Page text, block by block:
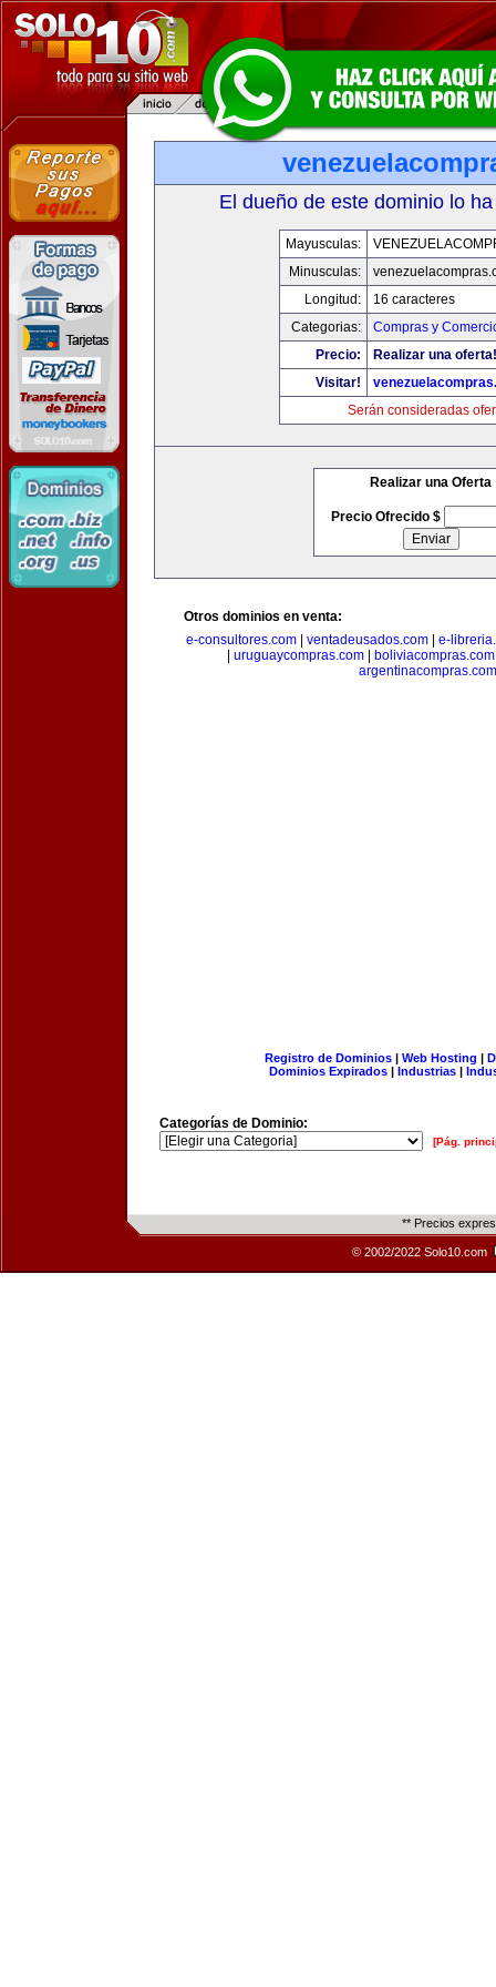
El dueño de este dominio lo
Mayusculas:
Minusculas:
Longitud:
16 caracteres
Categorias:
Compras y
Precio:
Realizar una oferta!
Visitar!
Serán consideradas
Realizar una Oferta
Precio Ofrecido $
Otros dominios en venta:
e-consultores.com
ventadeusados.com
e-
uruguaycompras.com| boliviacompras.com
argentinacompras.com
Registro de Dominios| Web Hosting |
Dominios Expirados | Industrias |
Categorías de Dominio:
[Pág.
** Precios
© 2002/2022 Solo10.com